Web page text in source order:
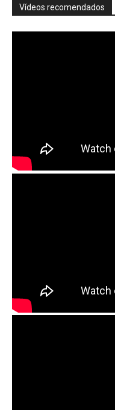
Vídeos recomendados